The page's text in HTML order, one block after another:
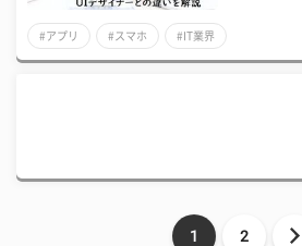
#アプリ #スマホ #IT業界
1 2